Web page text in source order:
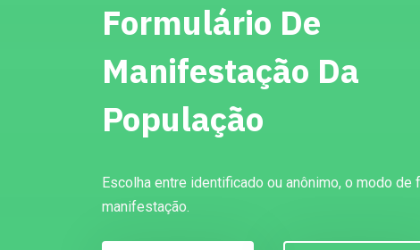
Formulário De
Manifestação Da
População
Escolha entre identificado ou anônimo, o modo de
manifestação.